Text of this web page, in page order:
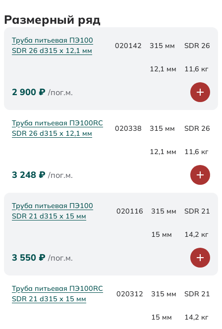
Размерный ряд
Труба питьевая ПЭ100
SDR 26 d315 х 12,1 мм
020142 315 мм SDR 26
12,1 мм 11,6 кг
2 900 ₽ /пог.м.
Труба питьевая ПЭ100RC
SDR 26 d315 х 12,1 мм
020338 315 мм SDR 26
12,1 мм 11,6 кг
3 248 ₽ /пог.м.
Труба питьевая ПЭ100
SDR 21 d315 х 15 мм
020116 315 мм SDR 21
15 мм 14,2 кг
3 550 ₽ /пог.м.
Труба питьевая ПЭ100RC
SDR 21 d315 х 15 мм
020312 315 мм SDR 21
15 мм 14,2 кг